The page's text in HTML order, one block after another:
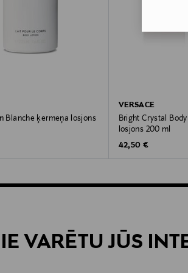
Blanche ķermeņa losjons
VERSACE
Bright Crystal
losjons 200 ml
Original Price
42,50 €
VARĒTU JŪS